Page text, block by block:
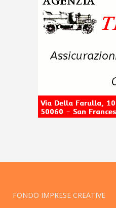
FONDO IMPRESE CREATIVE